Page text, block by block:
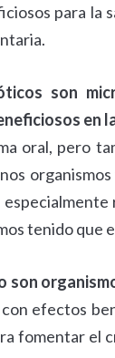
para la
son
en
oral, pero
tenido
son
efectos
fomentar el